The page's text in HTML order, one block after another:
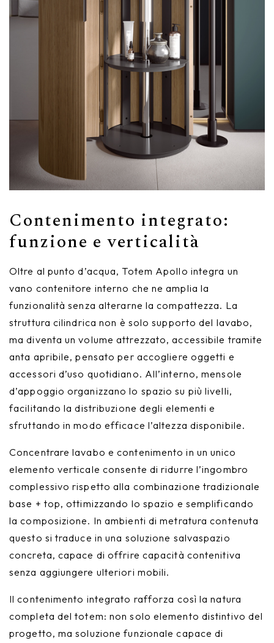
Contenimento integrato:
funzione e verticalità
Oltre al punto d’acqua, Totem Apollo integra un
vano contenitore interno che ne amplia la
funzionalità senza alterarne la compattezza. La
struttura cilindrica non è solo supporto del lavabo,
ma diventa un volume attrezzato, accessibile tramite
anta apribile, pensato per accogliere oggetti e
accessori d’uso quotidiano. All’interno, mensole
d’appoggio organizzano lo spazio su più livelli,
facilitando la distribuzione degli elementi e
sfruttando in modo efficace l’altezza disponibile.
Concentrare lavabo e contenimento in un unico
elemento verticale consente di ridurre l’ingombro
complessivo rispetto alla combinazione tradizionale
base + top, ottimizzando lo spazio e semplificando
la composizione. In ambienti di metratura contenuta
questo si traduce in una soluzione salvaspazio
concreta, capace di offrire capacità contenitiva
senza aggiungere ulteriori mobili.
Il contenimento integrato rafforza così la natura
completa del totem: non solo elemento distintivo del
progetto, ma soluzione funzionale capace di